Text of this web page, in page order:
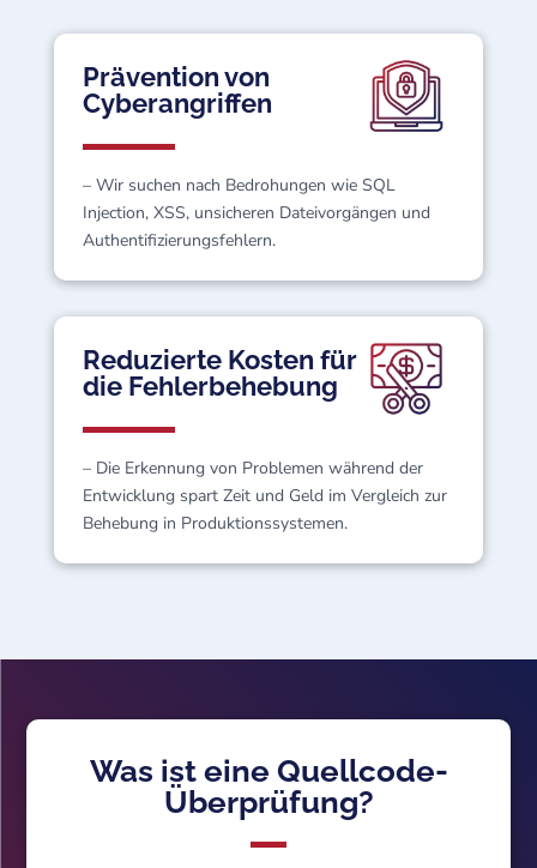
Prävention von
Cyberangriffen
– Wir suchen nach Bedrohungen wie SQL
Injection, XSS, unsicheren Dateivorgängen und
Authentifizierungsfehlern.
Reduzierte Kosten für
die Fehlerbehebung
– Die Erkennung von Problemen während der
Entwicklung spart Zeit und Geld im Vergleich zur
Behebung in Produktionssystemen.
Was ist eine Quellcode-
Überprüfung?